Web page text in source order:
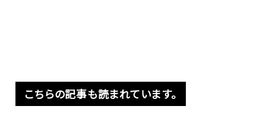
こちらの記事も読まれています。